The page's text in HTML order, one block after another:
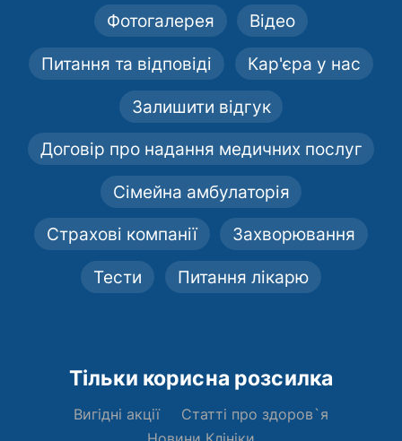
Фотогалерея Відео
Питання та відповіді Кар'єра у нас
Залишити відгук
Договір про надання медичних послуг
Сімейна амбулаторія
Страхові компанії Захворювання
Тести Питання лікарю
Тільки корисна розсилка
Вигідні акції
Статті про здоров`я